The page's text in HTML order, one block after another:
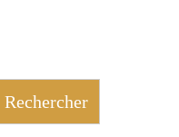
Rechercher